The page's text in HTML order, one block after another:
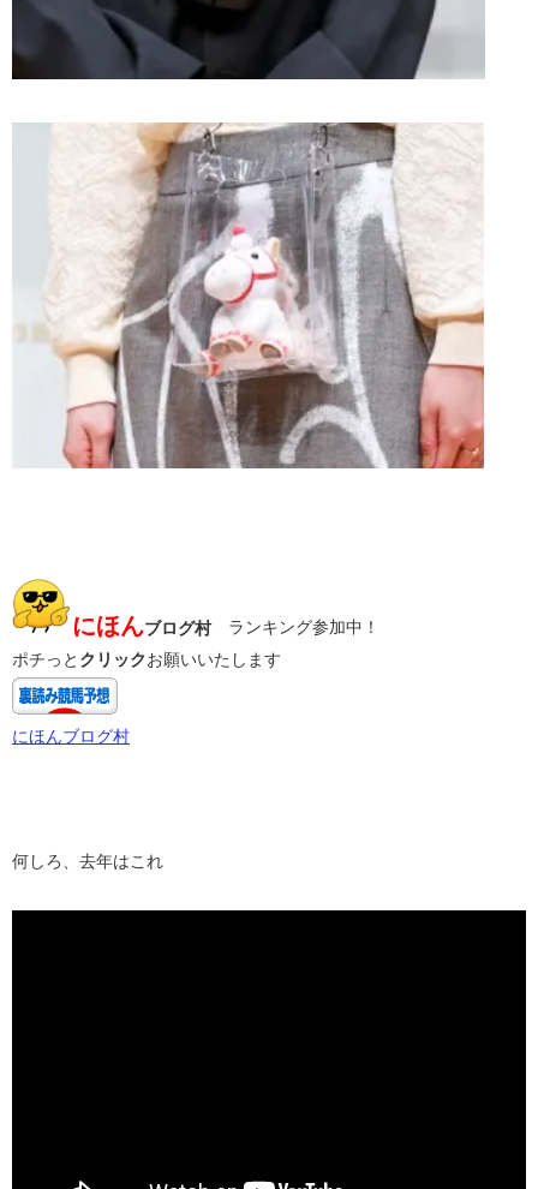
にほんブログ村ランキング参加中！
ポチっと クリックお願いいたします
にほんブログ村
何しろ、去年はこれ